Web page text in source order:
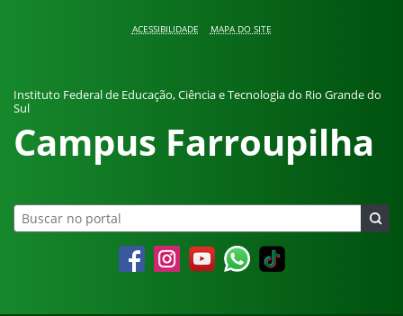
ACESSIBILIDADE MAPA DO SITE
Instituto Federal de Educação, Ciência e Tecnologia do Rio Grande do
Sul
Campus Farroupilha
FacebookInstagramYouTubeWhatsapp